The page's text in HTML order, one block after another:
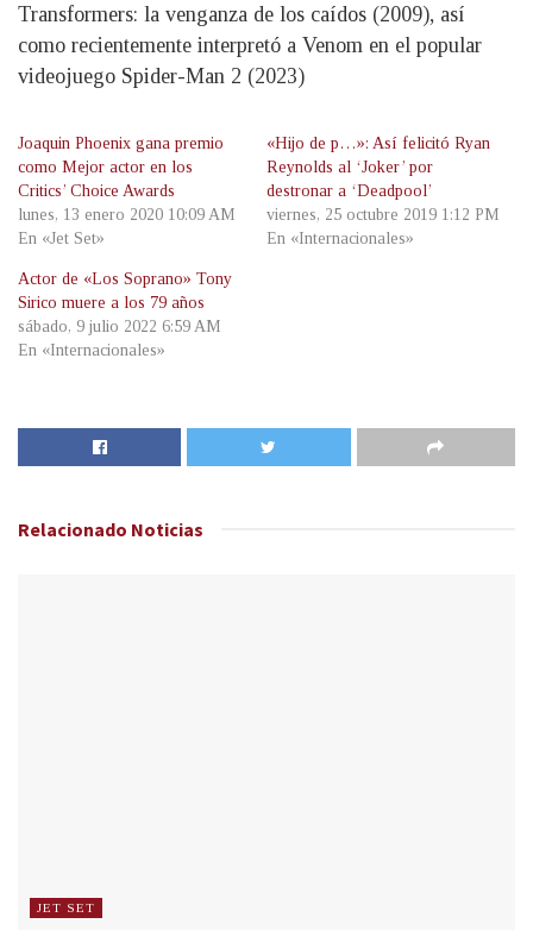
Transformers: la venganza de los caídos (2009), así
como recientemente interpretó a Venom en el popular
videojuego Spider-Man 2 (2023)
Joaquin Phoenix gana premio
como Mejor actor en los
Critics’ Choice Awards
lunes, 13 enero 2020 10:09 AM
En «Jet Set»
«Hijo de p…»: Así felicitó Ryan
Reynolds al ‘Joker’ por
destronar a ‘Deadpool’
viernes, 25 octubre 2019 1:12 PM
En «Internacionales»
Actor de «Los Soprano» Tony
Sirico muere a los 79 años
sábado, 9 julio 2022 6:59 AM
En «Internacionales»
Relacionado Noticias
JET SET